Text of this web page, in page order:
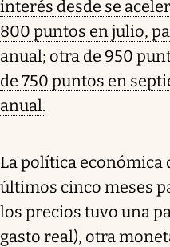
interés desde se
800 puntos en julio,
anual; otra de 950
de 750 puntos en
anual.
La política económica
últimos cinco meses
los precios tuvo una
gasto real), otra